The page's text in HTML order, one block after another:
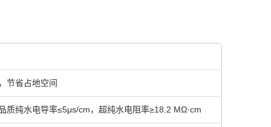
节省占地空间
质纯水电导率≤5μs/cm，超纯水电阻率≥18.2 MΩ·cm